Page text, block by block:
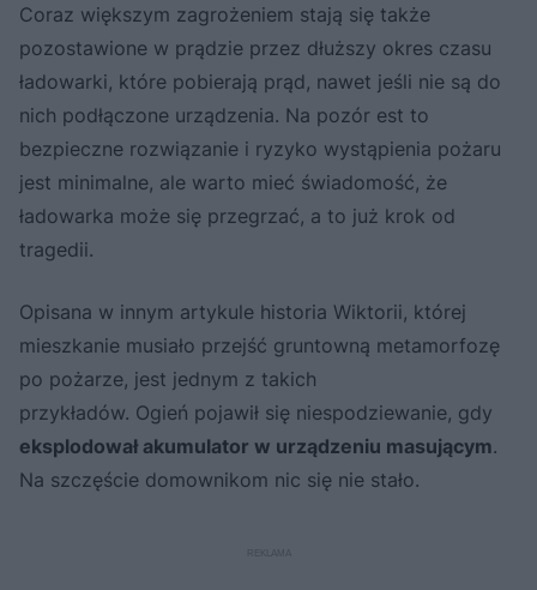
Coraz większym zagrożeniem stają się także
pozostawione w prądzie przez dłuższy okres czasu
ładowarki, które pobierają prąd, nawet jeśli nie są do
nich podłączone urządzenia. Na pozór est to
bezpieczne rozwiązanie i ryzyko wystąpienia pożaru
jest minimalne, ale warto mieć świadomość, że
ładowarka może się przegrzać, a to już krok od
tragedii.
Opisana w innym artykule historia Wiktorii, której
mieszkanie musiało przejść gruntowną metamorfozę
po pożarze, jest jednym z takich
przykładów. Ogień pojawił się niespodziewanie, gdy
eksplodował akumulator w urządzeniu masującym.
Na szczęście domownikom nic się nie stało.